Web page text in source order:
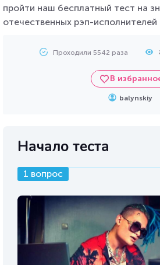
пройти наш бесплатный тест на
отечественных рэп-
Проходили 5542 раза
В
balynskiy
Начало теста
1 вопрос